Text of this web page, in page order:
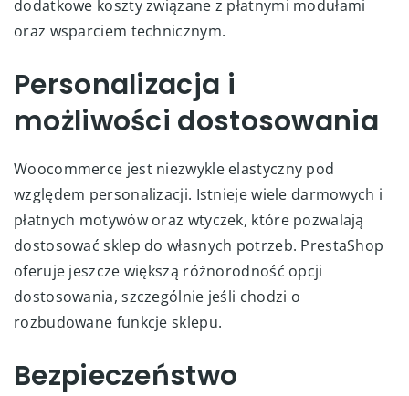
dodatkowe koszty związane z płatnymi modułami
oraz wsparciem technicznym.
Personalizacja i
możliwości dostosowania
Woocommerce jest niezwykle elastyczny pod
względem personalizacji. Istnieje wiele darmowych i
płatnych motywów oraz wtyczek, które pozwalają
dostosować sklep do własnych potrzeb. PrestaShop
oferuje jeszcze większą różnorodność opcji
dostosowania, szczególnie jeśli chodzi o
rozbudowane funkcje sklepu.
Bezpieczeństwo